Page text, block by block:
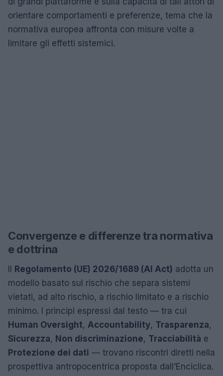
orientare comportamenti e preferenze, tema che la
normativa europea affronta con misure volte a
limitare gli effetti sistemici.
Convergenze e differenze tra normativa
e dottrina
Regolamento (UE) 2026/1689 (AI Act) adotta un
modello basato sul rischio che separa sistemi
vietati, ad alto rischio, a rischio limitato e a rischio
minimo. I principi espressi dal testo — tra cui
Human Oversight, Accountability, Trasparenza,
Sicurezza, Non discriminazione, Tracciabilità e
Protezione dei dati — trovano riscontri diretti nella
prospettiva antropocentrica proposta dall’Enciclica.